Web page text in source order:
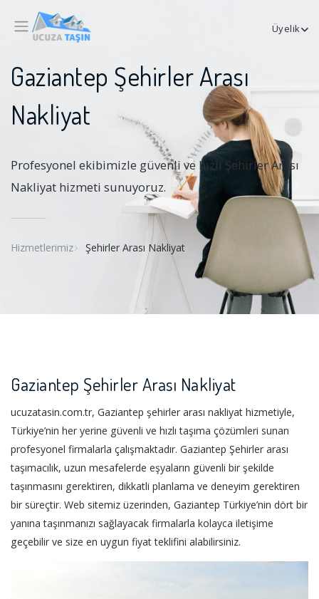
Üyelik
Gaziantep Şehirler Arası
Nakliyat
Profesyonel ekibimizle güvenli ve hızlı Şehirler Arası
Nakliyat hizmeti sunuyoruz.
Hizmetlerimiz Şehirler Arası Nakliyat
Gaziantep Şehirler Arası Nakliyat
ucuzatasin.com.tr, Gaziantep şehirler arası nakliyat hizmetiyle,
Türkiye’nin her yerine güvenli ve hızlı taşıma çözümleri sunan
profesyonel firmalarla çalışmaktadır. Gaziantep Şehirler arası
taşımacılık, uzun mesafelerde eşyaların güvenli bir şekilde
taşınmasını gerektiren, dikkatli planlama ve deneyim gerektiren
bir süreçtir. Web sitemiz üzerinden, Gaziantep Türkiye’nin dört bir
yanına taşınmanızı sağlayacak firmalarla kolayca iletişime
geçebilir ve size en uygun fiyat teklifini alabilirsiniz.